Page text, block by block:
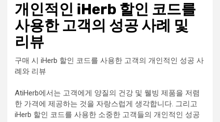
개인적인 iHerb 할인 코드를
사용한 고객의 성공 사례 및
리뷰
구매 시 iHerb 할인 코드를 사용한 고객의 개인적인 성공 사
례와 리뷰
AtiHerb에서는 고객에게 양질의 건강 및 웰빙 제품을 저렴
한 가격에 제공하는 것을 자랑스럽게 생각합니다. 그리고
iHerb 할인 코드를 사용한 소중한 고객들의 개인적인 성공